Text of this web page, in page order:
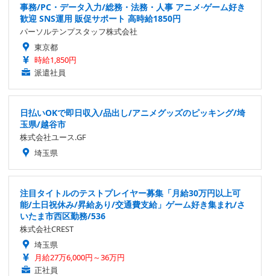
事務/PC・データ入力/総務・法務・人事 アニメ·ゲーム好き
歓迎 SNS運用 販促サポート 高時給1850円
パーソルテンプスタッフ株式会社
東京都
時給1,850円
派遣社員
日払いOKで即日収入/品出し/アニメグッズのピッキング/埼
玉県/越谷市
株式会社ユース.GF
埼玉県
注目タイトルのテストプレイヤー募集「月給30万円以上可
能/土日祝休み/昇給あり/交通費支給」ゲーム好き集まれ/さ
いたま市西区勤務/536
株式会社CREST
埼玉県
月給27万6,000円～36万円
正社員